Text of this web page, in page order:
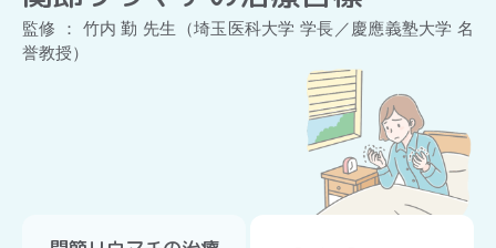
監修 ： 竹内 勤 先生（埼玉医科大学 学長／慶應義塾大学 名
誉教授）